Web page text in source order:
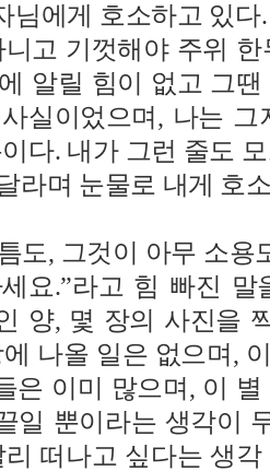
님에게 호소하고 있
고 기껏해야 주위
알릴 힘이 없고 그
실이었으며, 나는
다. 내가 그런 줄도
라며 눈물로 내게 호
도, 그것이 아무 소용
요.”라고 힘 빠진
양, 몇 장의 사진을
나올 일은 없으며,
은 이미 많으며, 이
일 뿐이라는 생각이
떠나고 싶다는 생